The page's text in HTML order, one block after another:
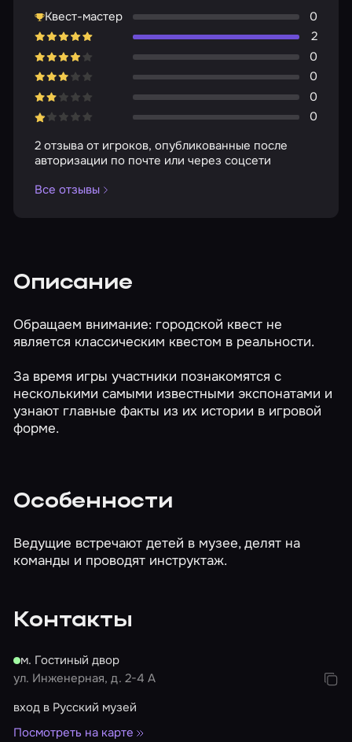
Квест-мастер
0
2
0
0
0
0
2 отзыва от игроков, опубликованные после
авторизации по почте или через соцсети
Все отзывы
Описание
Обращаем внимание: городской квест не
является классическим квестом в реальности.
За время игры участники познакомятся с
несколькими самыми известными экспонатами и
узнают главные факты из их истории в игровой
форме.
Особенности
Ведущие встречают детей в музее, делят на
команды и проводят инструктаж.
Контакты
м. Гостиный двор
ул. Инженерная, д. 2-4 А
вход в Русский музей
Посмотреть на карте